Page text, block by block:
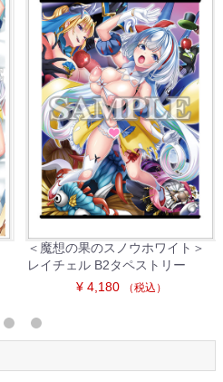
＜魔想の果のスノウホワイト＞
レイチェル B2タペストリー
¥ 4,180
（税込）